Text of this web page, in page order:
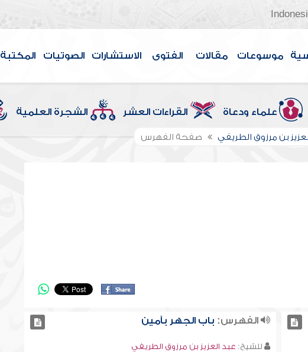
موسوعات مقالات الفتوى الاستشارات الصوتيات المكتبة
علماء ودعاة القراءات العشر الشجرة العلمية
بن مرزوق الطريفي صفحة الفهرس
الفهرس: باب الجهر بآمين
للشيخ: عبد العزيز بن مرزوق الطريفي